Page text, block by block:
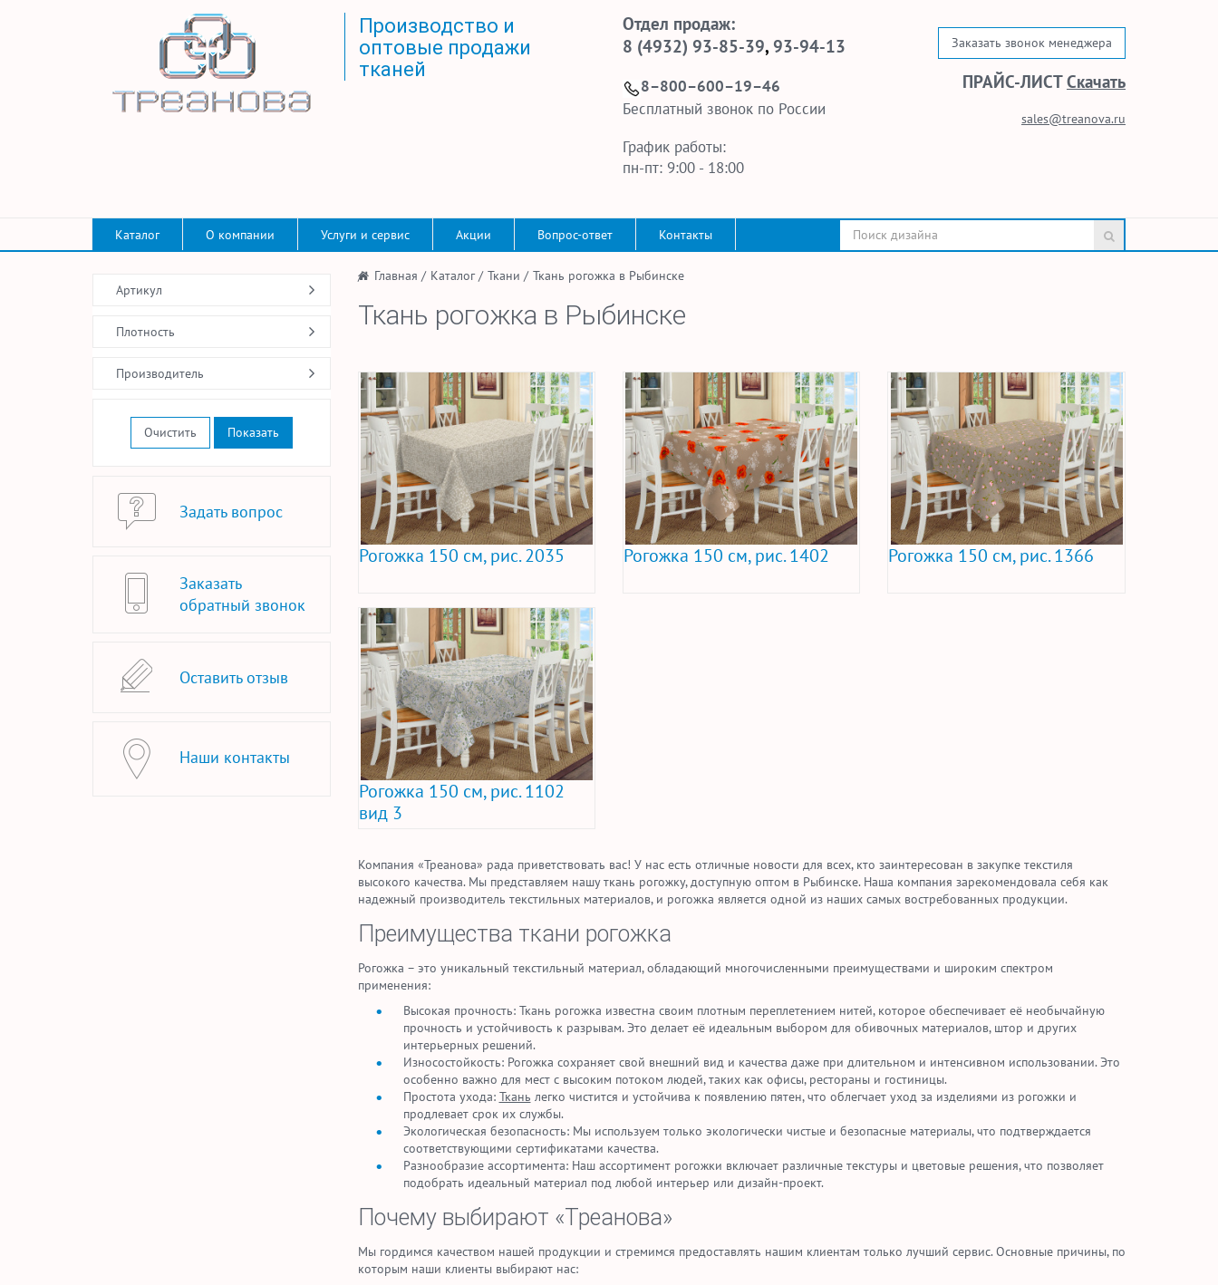
Производство и
оптовые продажи
тканей
Отдел продаж:
8 (4932) 93-85-39, 93-94-13
8–800–600–19–46
Бесплатный звонок по России
График работы:
пн-пт: 9:00 - 18:00
Заказать звонок менеджера
ПРАЙС-ЛИСТСкачать
sales@treanova.ru
Каталог О компании Услуги и сервис Акции Вопрос-ответ Контакты
/ Главная / Каталог/ Ткани / Ткань рогожка в Рыбинске
Ткань рогожка в Рыбинске
Рогожка 150 см, рис. 2035 Рогожка 150 см, рис. 1402 Рогожка 150 см, рис. 1366
Рогожка 150 см, рис. 1102
вид 3
Компания «Треанова» рада приветствовать вас! У нас есть отличные новости для всех, кто заинтересован в закупке текстиля
высокого качества. Мы представляем нашу ткань рогожку, доступную оптом в Рыбинске. Наша компания зарекомендовала себя как
надежный производитель текстильных материалов, и рогожка является одной из наших самых востребованных продукции.
Преимущества ткани рогожка
Рогожка – это уникальный текстильный материал, обладающий многочисленными преимуществами и широким спектром
применения:
Высокая прочность: Ткань рогожка известна своим плотным переплетением нитей, которое обеспечивает её необычайную
прочность и устойчивость к разрывам. Это делает её идеальным выбором для обивочных материалов, штор и других
интерьерных решений.
Износостойкость: Рогожка сохраняет свой внешний вид и качества даже при длительном и интенсивном использовании. Это
особенно важно для мест с высоким потоком людей, таких как офисы, рестораны и гостиницы.
Простота ухода: Ткань легко чистится и устойчива к появлению пятен, что облегчает уход за изделиями из рогожки и
продлевает срок их службы.
Экологическая безопасность: Мы используем только экологически чистые и безопасные материалы, что подтверждается
соответствующими сертификатами качества.
Разнообразие ассортимента: Наш ассортимент рогожки включает различные текстуры и цветовые решения, что позволяет
подобрать идеальный материал под любой интерьер или дизайн-проект.
Почему выбирают «Треанова»
Мы гордимся качеством нашей продукции и стремимся предоставлять нашим клиентам только лучший сервис. Основные причины, по
которым наши клиенты выбирают нас:
Артикул
Плотность
Производитель
Очистить
Задать вопрос
Заказать
обратный звонок
Оставить отзыв
Наши контакты